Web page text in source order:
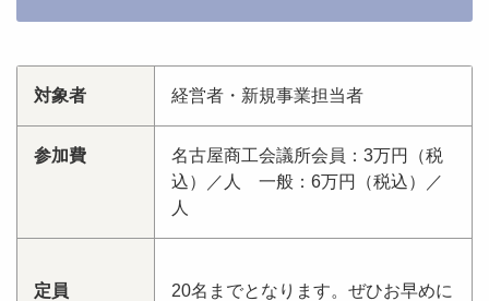
対象者 経営者・新規事業担当者
参加費
名古屋商工会議所会員：3万円（税
込）／人 一般：6万円（税込）／
人
定員
20名までとなります。ぜひお早めに